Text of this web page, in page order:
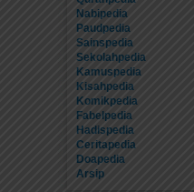
Nabipedia
Paudpedia
Sainspedia
Sekolahpedia
Kamuspedia
Kisahpedia
Komikpedia
Fabelpedia
Hadispedia
Ceritapedia
Doapedia
Arsip